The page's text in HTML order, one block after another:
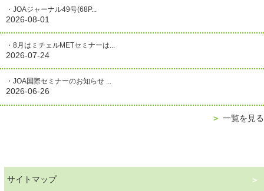
・JOAジャーナル49号(68P...
2026-08-01
・8月はミチェルMETセミナーは...
2026-07-24
・JOA国際セミナーのお知らせ ...
2026-06-26
＞ 一覧を見る
サイトマップ